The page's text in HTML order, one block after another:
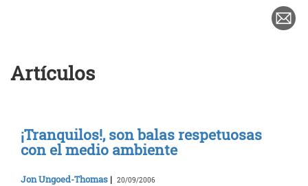
Artículos
¡Tranquilos!, son balas respetuosas
con el medio ambiente
Jon Ungoed-Thomas | 20/09/2006